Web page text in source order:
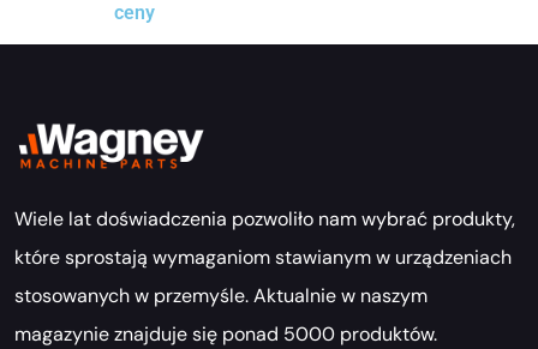
ceny
Wiele lat doświadczenia pozwoliło nam wybrać produkty,
które sprostają wymaganiom stawianym w urządzeniach
stosowanych w przemyśle. Aktualnie w naszym
magazynie znajduje się ponad 5000 produktów.